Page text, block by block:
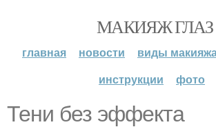
МАКИЯЖ ГЛАЗ
главная новости виды
инструкции
фото
Тени без эффекта